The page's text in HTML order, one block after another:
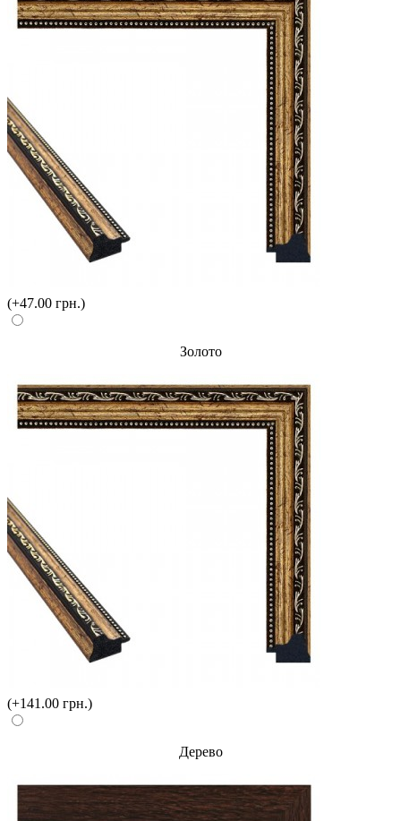
(+47.00 грн.)
Золото
(+141.00 грн.)
Дерево